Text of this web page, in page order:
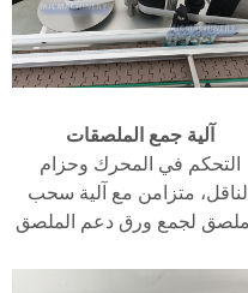
آلية جمع الملصقات
التحكم في المحرك وحزام
الناقل، متزامن مع آلية سحب